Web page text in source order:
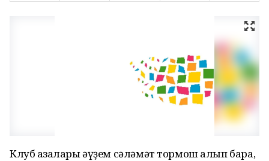
Клуб ағзалары әүҙем сәләмәт тормош алып бара,